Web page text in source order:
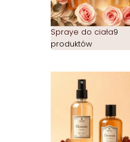
Spraye do ciała9
produktów